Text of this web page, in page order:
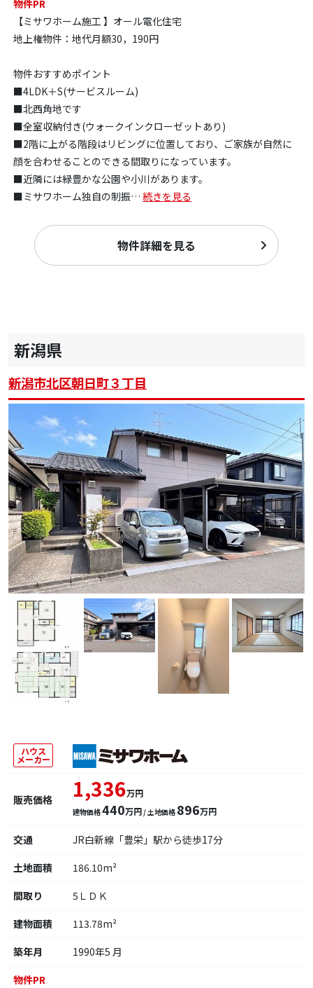
物件PR
【ミサワホーム施工 】オール電化住宅
地上権物件：地代月額30，190円
物件おすすめポイント
■4LDK＋S(サービスルーム)
■北西角地です
■全室収納付き(ウォークインクローゼットあり)
■2階に上がる階段はリビングに位置しており、ご家族が自然に
顔を合わせることのできる間取りになっています。
■近隣には緑豊かな公園や小川があります。
■ミサワホーム独自の制振… 続きを見る
物件詳細を見る
新潟県
新潟市北区朝日町３丁目
ハウス
メーカー
販売価格 1,336万円
建物価格440万円/ 土地価格 896万円
交通
JR白新線「豊栄」駅から徒歩17分
土地面積
186.10m²
間取り
5ＬＤＫ
建物面積
113.78m²
築年月
1990年5 月
物件PR